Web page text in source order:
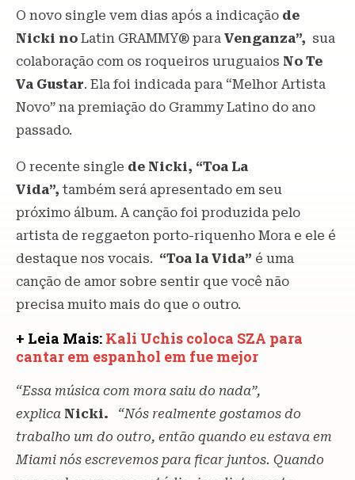
O novo single vem dias após a indicação de
Nicki no Latin GRAMMY® para Venganza”, sua
colaboração com os roqueiros uruguaios No Te
Va Gustar. Ela foi indicada para “Melhor Artista
Novo” na premiação do Grammy Latino do ano
passado.
O recente single de Nicki, “Toa La
Vida”, também será apresentado em seu
próximo álbum. A canção foi produzida pelo
artista de reggaeton porto-riquenho Mora e ele é
destaque nos vocais. “Toa la Vida” é uma
canção de amor sobre sentir que você não
precisa muito mais do que o outro.
+ Leia Mais: Kali Uchis coloca SZA para
cantar em espanhol em fue mejor
“Essa música com mora saiu do nada”,
explica Nicki.
“Nós realmente gostamos do
trabalho um do outro, então quando eu estava em
Miami nós escrevemos para ficar juntos. Quando